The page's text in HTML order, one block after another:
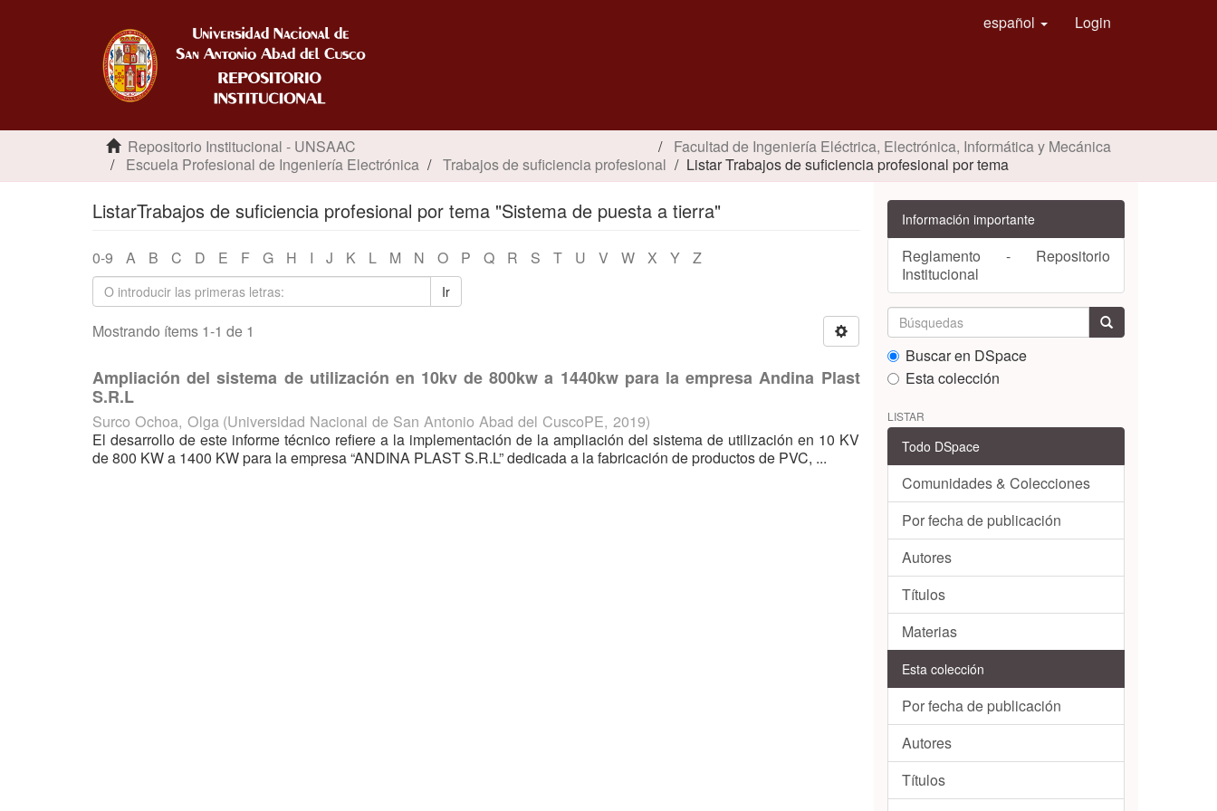
español Login
Repositorio Institucional - UNSAAC
Facultad de Ingeniería Eléctrica, Electrónica, Informática y Mecánica
Escuela Profesional de Ingeniería Electrónica
Trabajos de suficiencia profesional Listar Trabajos de suficiencia profesional por tema
ListarTrabajos de suficiencia profesional por tema "Sistema de puesta a tierra"
0-9 A B C D E F G H I J K L M N O P Q R S T U V W X Y Z
Ir
Mostrando ítems 1-1 de 1
Ampliación del sistema de utilización en 10kv de 800kw a 1440kw para la empresa Andina Plast
S.R.L
Surco Ochoa, Olga (Universidad Nacional de San Antonio Abad del CuscoPE, 2019)
El desarrollo de este informe técnico refiere a la implementación de la ampliación del sistema de utilización en 10 KV
de 800 KW a 1400 KW para la empresa “ANDINA PLAST S.R.L” dedicada a la fabricación de productos de PVC, ...
Información importante
Reglamento - Repositorio
Institucional
Buscar en DSpace
Esta colección
LISTAR
Todo DSpace
Comunidades & Colecciones
Por fecha de publicación
Autores
Títulos
Materias
Esta colección
Por fecha de publicación
Autores
Títulos